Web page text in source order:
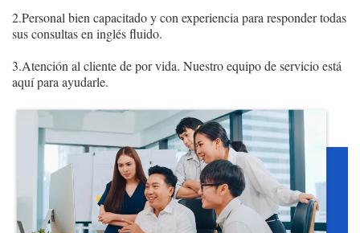
2.Personal bien capacitado y con experiencia para responder todas
sus consultas en inglés fluido.
3.Atención al cliente de por vida. Nuestro equipo de servicio está
aquí para ayudarle.